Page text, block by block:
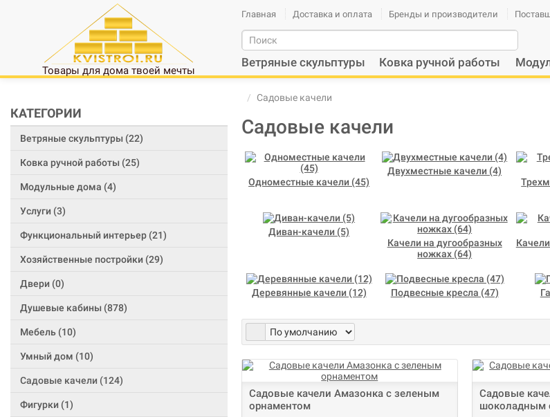
Товары для дома твоей мечты
Главная Доставка и оплата Бренды и производители
Ветряные скульптуры Ковка ручной работы
КАТЕГОРИИ
Ветряные скульптуры (22)
Ковка ручной работы (25)
Модульные дома (4)
Услуги (3)
Функциональный интерьер (21)
Хозяйственные постройки (29)
Двери (0)
Душевые кабины (878)
Мебель (10)
Умный дом (10)
Садовые качели (124)
Фигурки (1)
Садовые качели
Садовые качели
Одноместные качели (45)
Двухместные качели (4)
Диван-качели (5)
Качели на дугообразных
ножках (64)
Деревянные качели (12) Подвесные кресла (47)
Садовые качели Амазонка с зеленым
орнаментом
Садовые
шоколадным